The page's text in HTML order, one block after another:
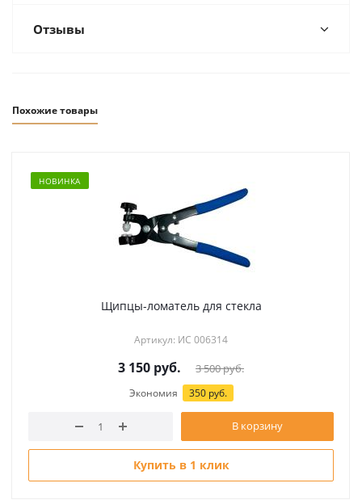
Отзывы
Похожие товары
НОВИНКА
Щипцы-ломатель для стекла
Артикул: ИС 006314
3 150 руб. 3 500руб.
Экономия 350 руб.
В корзину
Купить в 1 клик